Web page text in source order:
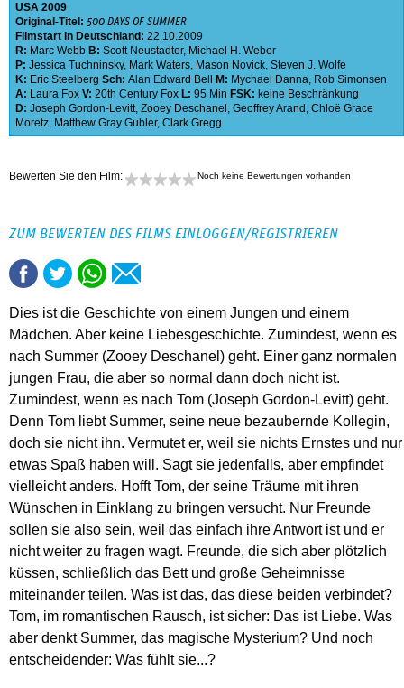
USA 2009
Original-Titel: 500 DAYS OF SUMMER
Filmstart in Deutschland: 22.10.2009
R: Marc Webb B: Scott Neustadter, Michael H. Weber
P: Jessica Tuchninsky, Mark Waters, Mason Novick, Steven J. Wolfe
K: Eric Steelberg Sch: Alan Edward Bell M: Mychael Danna, Rob Simonsen
A: Laura Fox V: 20th Century Fox L: 95 Min FSK: keine Beschränkung
D: Joseph Gordon-Levitt, Zooey Deschanel , Geoffrey Arand , Chloë Grace
Moretz, Matthew Gray Gubler, Clark Gregg
Bewerten Sie den Film: Noch keine Bewertungen vorhanden
ZUM BEWERTEN DES FILMS EINLOGGEN/REGISTRIEREN
Dies ist die Geschichte von einem Jungen und einem
Mädchen. Aber keine Liebesgeschichte. Zumindest, wenn es
nach Summer (Zooey Deschanel) geht. Einer ganz normalen
jungen Frau, die aber so normal dann doch nicht ist.
Zumindest, wenn es nach Tom (Joseph Gordon-Levitt) geht.
Denn Tom liebt Summer, seine neue bezaubernde Kollegin,
doch sie nicht ihn. Vermutet er, weil sie nichts Ernstes und nur
etwas Spaß haben will. Sagt sie jedenfalls, aber empfindet
vielleicht anders. Hofft Tom, der seine Träume mit ihren
Wünschen in Einklang zu bringen versucht. Nur Freunde
sollen sie also sein, weil das einfach ihre Antwort ist und er
nicht weiter zu fragen wagt. Freunde, die sich aber plötzlich
küssen, schließlich das Bett und große Geheimnisse
miteinander teilen. Was ist das, das diese beiden verbindet?
Tom, im romantischen Rausch, ist sicher: Das ist Liebe. Was
aber denkt Summer, das magische Mysterium? Und noch
entscheidender: Was fühlt sie...?